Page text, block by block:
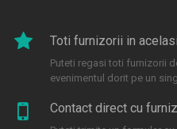
Toti furnizorii in
Puteti regasi toti furnizorii
evenimentul dorit pe un
Contact direct cu